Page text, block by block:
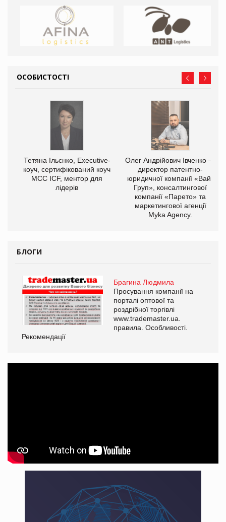
ОСОБИСТОСТІ
Тетяна Ільєнко, Executive-
коуч, сертифікований коуч
МСС ICF, ментор для
лідерів
Олег Андрійович Івченко —
директор патентно-
юридичної компанії «Вайз
Груп», консалтингової
компанії «Парето» та
маркетингової агенції
Myka Agency.
БЛОГИ
Брагина Людмила
Просування компанії на
порталі оптової та
роздрібної торгівлі
www.trademaster.ua.
правила. Особливості.
Рекомендації